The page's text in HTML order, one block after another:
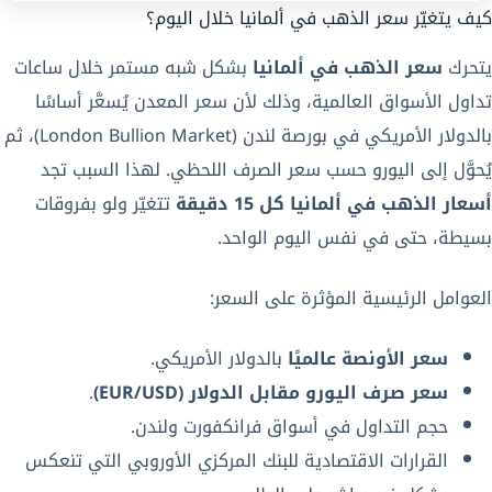
كيف يتغيّر سعر الذهب في ألمانيا خلال اليوم؟
يتحرك سعر الذهب في ألمانيا بشكل شبه مستمر خلال ساعات
تداول الأسواق العالمية، وذلك لأن سعر المعدن يُسعَّر أساسًا
بالدولار الأمريكي في بورصة لندن (London Bullion Market)، ثم
يُحوَّل إلى اليورو حسب سعر الصرف اللحظي. لهذا السبب تجد
أسعار الذهب في ألمانيا كل 15 دقيقة
تتغيّر ولو بفروقات
بسيطة، حتى في نفس اليوم الواحد.
العوامل الرئيسية المؤثرة على السعر:
سعر الأونصة عالميًا بالدولار الأمريكي.
سعر صرف اليورو مقابل الدولار (EUR/USD)
.
حجم التداول في أسواق فرانكفورت ولندن.
القرارات الاقتصادية للبنك المركزي الأوروبي التي تنعكس